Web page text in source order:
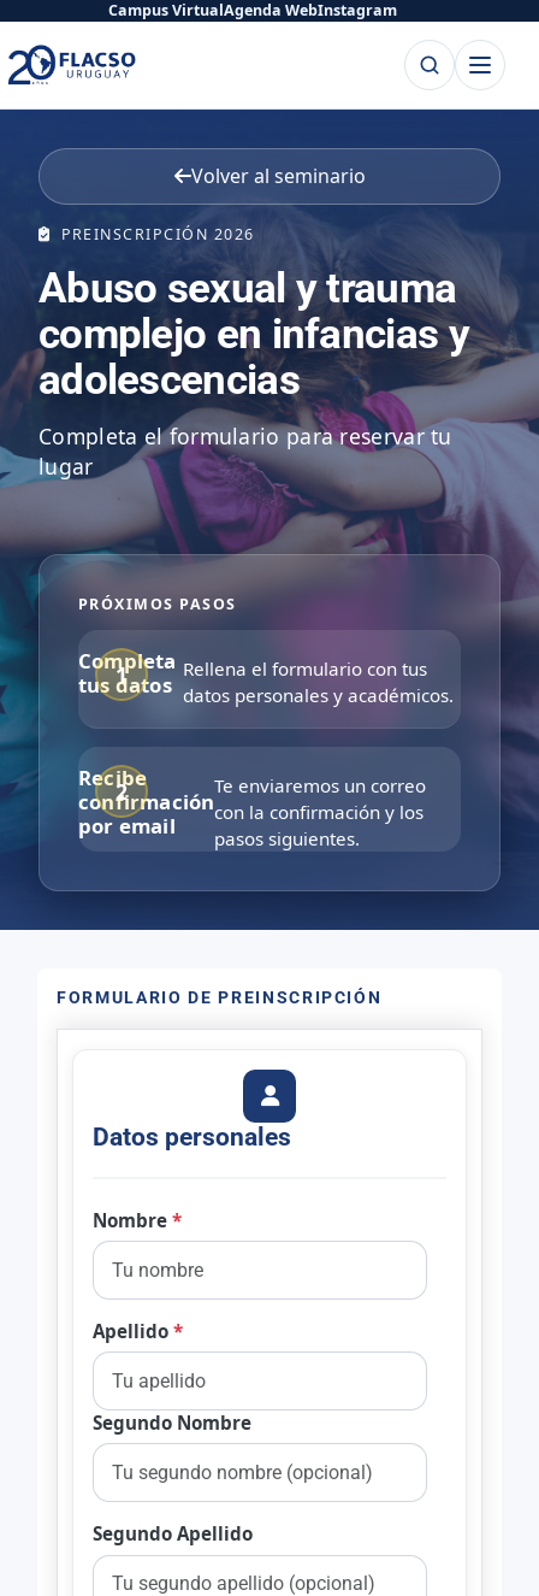
contenido
contenido
Campus VirtualAgenda WebInstagram
BuscarAbrir
menú
Volver al seminario
PREINSCRIPCIÓN 2026
Abuso sexual y trauma
complejo en infancias y
adolescencias
Completa el formulario para reservar tu
lugar
PRÓXIMOS PASOS
Completa
tus datos
Rellena el formulario con tus
datos personales y académicos.
Recibe
confirmación
por email
Te enviaremos un correo
con la confirmación y los
pasos siguientes.
FORMULARIO DE PREINSCRIPCIÓN
Datos personales
Nombre*
Apellido*
Segundo Nombre
Segundo Apellido